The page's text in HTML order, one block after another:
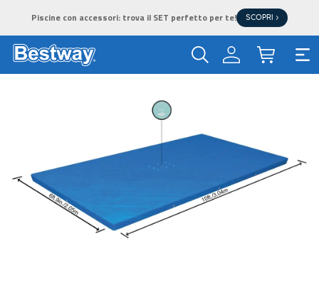
Piscine con accessori: trova il SET perfetto per te! SCOPRI >